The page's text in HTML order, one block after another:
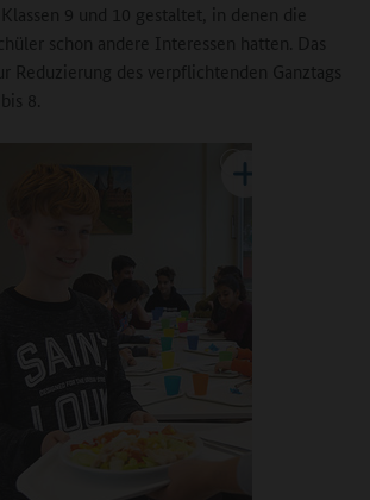
9 und 10 gestaltet, in denen die
schon andere Interessen hatten. Das
Reduzierung des verpflichtenden Ganztags
8.